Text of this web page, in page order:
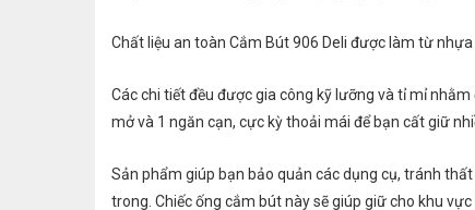
Chất liệu an toàn Cắm Bút 906 Deli được làm từ
Các chi tiết đều được gia công kỹ lưỡng và tỉ mỉ
mở và 1 ngăn cạn, cực kỳ thoải mái để bạn cất giữ
Sản phẩm giúp bạn bảo quản các dụng cụ, tránh
trong. Chiếc ống cắm bút này sẽ giúp giữ cho khu